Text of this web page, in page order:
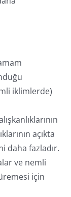
iklimlerde)
açıkta
daha fazladır.
ve nemli
için